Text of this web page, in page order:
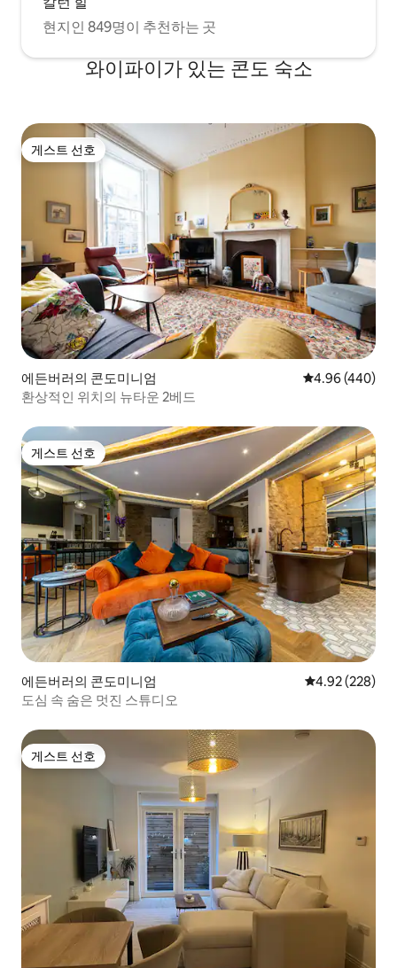
현지인 849명이 추천하는 곳
와이파이가 있는 콘도 숙소
게스트 선호
게스트 선호
에든버러의 콘도미니엄 평점 4.96점(5
4.96 (440)
환상적인 위치의 뉴타운 2베드
게스트 선호
게스트 선호
에든버러의 콘도미니엄 평점 4.92점(5
4.92 (228)
도심 속 숨은 멋진 스튜디오
게스트 선호
게스트 선호